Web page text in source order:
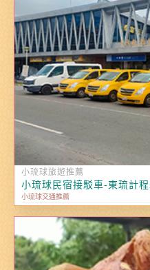
小琉球旅遊推薦
小琉球民宿接駁車-東琉計
小琉球交通推薦